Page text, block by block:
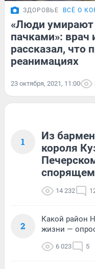
ЗДОРОВЬЕ ВСЁ О
«Люди
пачками»: врач
рассказал, что
реанимациях
23 октября, 2021, 11:00
1
Из
короля
спорящем
14 232
2
Какой район
жизни —
6 023 5